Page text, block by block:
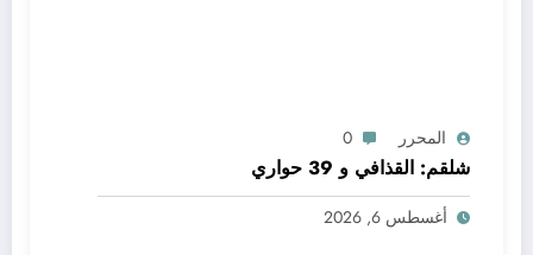
المحرر 0
شلقم: القذافي و 39 حواري
أغسطس 6, 2026